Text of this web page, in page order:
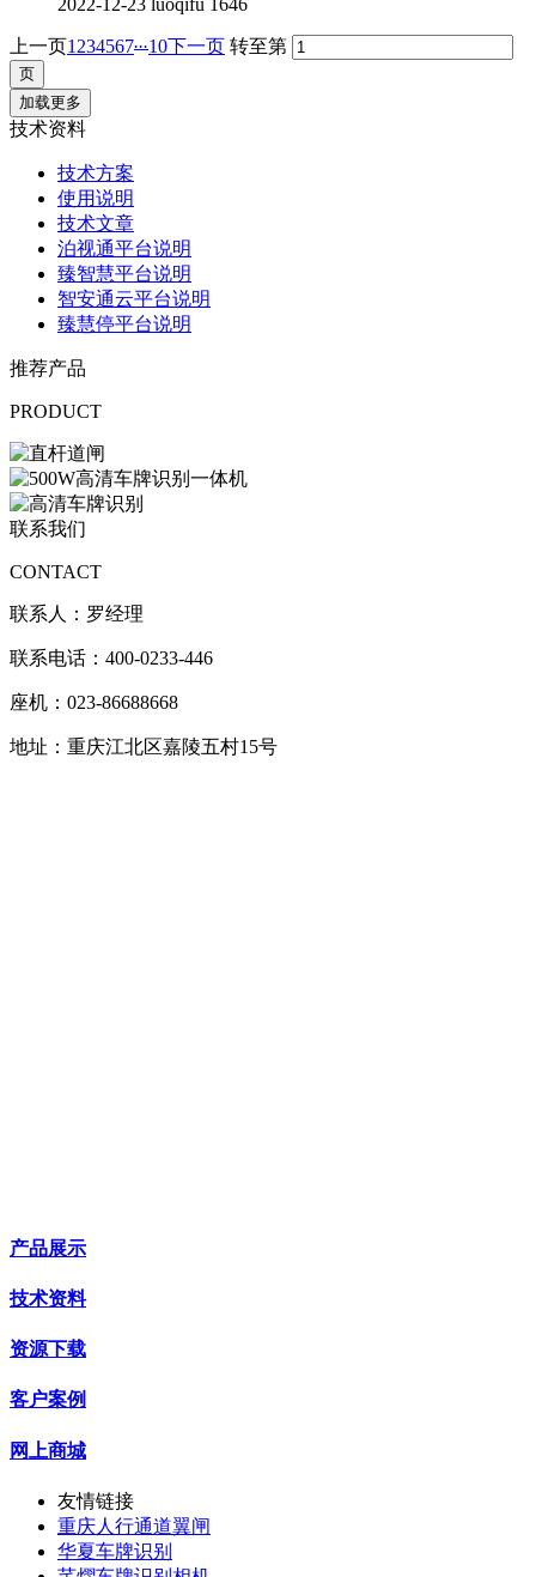
2022-12-23 luoqifu 1646
上一页1 234567...10下一页 转至第
加载更多
技术资料
技术方案
使用说明
技术文章
泊视通平台说明
臻智慧平台说明
智安通云平台说明
臻慧停平台说明
推荐产品
PRODUCT
联系我们
CONTACT
联系人：罗经理
联系电话：400-0233-446
座机：023-86688668
地址：重庆江北区嘉陵五村15号
产品展示
技术资料
资源下载
客户案例
网上商城
友情链接
重庆人行通道翼闸
华夏车牌识别